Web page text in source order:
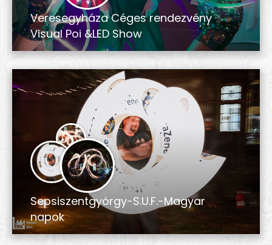
Veresegyháza Céges rendezvény
Visual Poi &LED Show
Sepsiszentgyörgy-S.U.F.-Magyar
napok